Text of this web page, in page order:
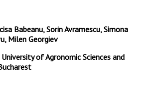
Babeanu, Sorin Avramescu, Simona
Milen Georgiev
University of Agronomic Sciences and